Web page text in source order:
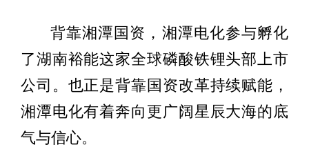
背靠湘潭国资，湘潭电化参与孵化
了湖南裕能这家全球磷酸铁锂头部上市
公司。也正是背靠国资改革持续赋能，
湘潭电化有着奔向更广阔星辰大海的底
气与信心。